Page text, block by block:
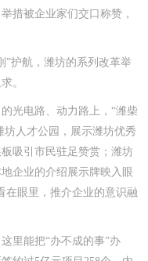
措被企业家们交口称赞，
护航，潍坊的系列改革举
。
电路、动力路上，“潍柴
坊人才公园，展示潍坊优秀
吸引市民驻足赞赏；潍坊
企业的介绍展示牌映入眼
在眼里，推介企业的意识融
里能把“办不成的事”办